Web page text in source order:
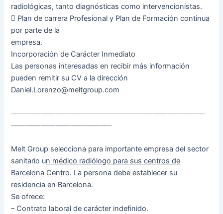
radiológicas, tanto diagnósticas como intervencionistas.
 Plan de carrera Profesional y Plan de Formación continua
por parte de la
empresa.
Incorporación de Carácter Inmediato
Las personas interesadas en recibir más información
pueden remitir su CV a la dirección
Daniel.Lorenzo@meltgroup.com
——————————————————————————
—————————————–
Melt Group selecciona para importante empresa del sector
sanitario un médico radiólogo para sus centros de
Barcelona Centro. La persona debe establecer su
residencia en Barcelona.
Se ofrece:
– Contrato laboral de carácter indefinido.